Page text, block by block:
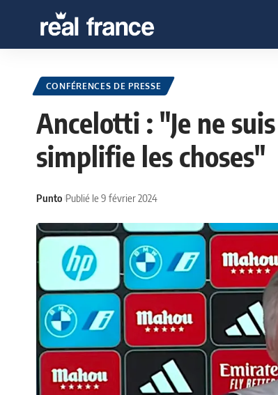
CONFÉRENCES DE PRESSE
Ancelotti : "Je ne
simplifie les choses"
Punto Publié le 9 février 2024